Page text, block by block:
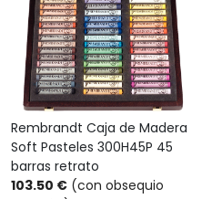
Rembrandt Caja de Madera
Soft Pasteles 300H45P 45
barras retrato
103.50 € (con obsequio